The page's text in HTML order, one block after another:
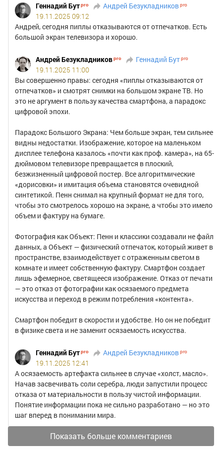
Геннадий Бут
Андрей Безукладников
19.11.2025 09:12
Андрей, сегодня пиплы отказываются от отпечатков. Есть
большой экран телевизора и хорошо.
Андрей Безукладников
Геннадий Бут
19.11.2025 11:00
Вы совершенно правы: сегодня «пиплы отказываются от
отпечатков» и смотрят снимки на большом экране ТВ. Но
это не аргумент в пользу качества смартфона, а парадокс
цифровой эпохи.
Парадокс Большого Экрана: Чем больше экран, тем сильнее
видны недостатки. Изображение, которое на маленьком
дисплее телефона казалось «почти как проф. камера», на 65-
дюймовом телевизоре превращается в плоский,
безжизненный цифровой постер. Все алгоритмические
«дорисовки» и имитация объема становятся очевидной
синтетикой. Пенн снимал на крупный формат не для того,
чтобы это смотрелось хорошо на экране, а чтобы это имело
объем и фактуру на бумаге.
Фотография как Объект: Пенн и классики создавали не файл
данных, а Объект — физический отпечаток, который живет в
пространстве, взаимодействует с отраженным светом в
комнате и имеет собственную фактуру. Смартфон создает
лишь эфемерное, светящееся изображение. Отказ от печати
— это отказ от фотографии как осязаемого предмета
искусства и переход в режим потребления «контента».
Смартфон победит в скорости и удобстве. Но он не победит
в физике света и не заменит осязаемость искусства.
Геннадий Бут
Андрей Безукладников
19.11.2025 12:41
А осязаемость артефакта сильнее в случае «холст, масло».
Начав засвечивать соли серебра, люди запустили процесс
отказа от материальности в пользу чистой информации.
Понятие информации пока не сильно разработано — но это
шаг вперед в понимании мира.
Показать больше комментариев